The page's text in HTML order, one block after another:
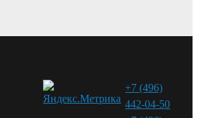
+7 (496)
442-04-50